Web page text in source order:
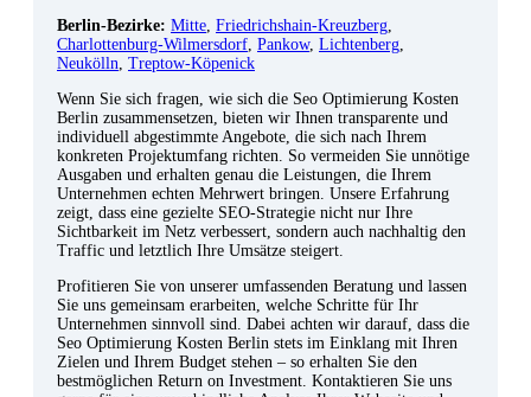
Berlin-Bezirke: Mitte Friedrichshain-Kreuzberg
Charlottenburg-Wilmersdorf Pankow, Lichtenberg
Neukölln Treptow-Köpenick
Wenn Sie sich fragen, wie sich die Seo Optimierung Kosten
Berlin zusammensetzen, bieten wir Ihnen transparente und
individuell abgestimmte Angebote, die sich nach Ihrem
konkreten Projektumfang richten. So vermeiden Sie unnötige
Ausgaben und erhalten genau die Leistungen, die Ihrem
Unternehmen echten Mehrwert bringen. Unsere Erfahrung
zeigt, dass eine gezielte SEO-Strategie nicht nur Ihre
Sichtbarkeit im Netz verbessert, sondern auch nachhaltig den
Traffic und letztlich Ihre Umsätze steigert.
Profitieren Sie von unserer umfassenden Beratung und lassen
Sie uns gemeinsam erarbeiten, welche Schritte für Ihr
Unternehmen sinnvoll sind. Dabei achten wir darauf, dass die
Seo Optimierung Kosten Berlin stets im Einklang mit Ihren
Zielen und Ihrem Budget stehen – so erhalten Sie den
bestmöglichen Return on Investment. Kontaktieren Sie uns